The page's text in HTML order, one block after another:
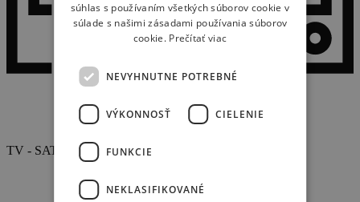
TV - SAT
súhlas s používaním všetkých súborov cookie v
súlade s našimi zásadami používania súborov
cookie. Prečítať viac
NEVYHNUTNE POTREBNÉ
VÝKONNOSŤ CIELENIE
FUNKCIE
NEKLASIFIKOVANÉ